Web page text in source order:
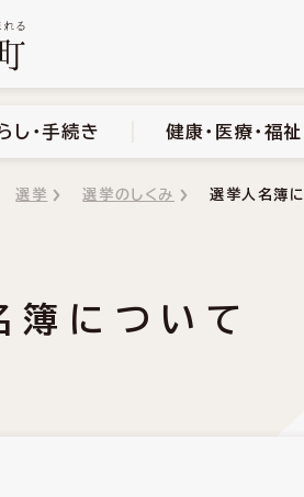
し・手続き 健康・医療・福祉
選挙 選挙のしくみ 選挙人名簿
簿について